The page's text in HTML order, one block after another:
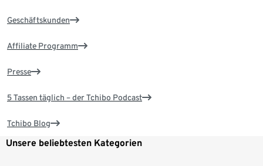
Geschäftskunden
Affiliate Programm
Presse
5 Tassen täglich – der Tchibo Podcast
Tchibo Blog
Unsere beliebtesten Kategorien